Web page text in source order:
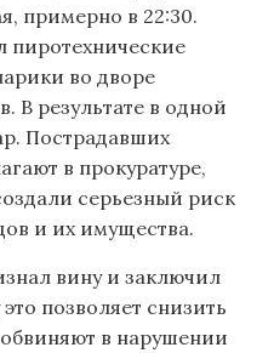
примерно в 22:30.
пиротехнические
во дворе
В результате в одной
Пострадавших
в прокуратуре,
серьезный риск
и их имущества.
вину и заключил
позволяет снизить
в нарушении